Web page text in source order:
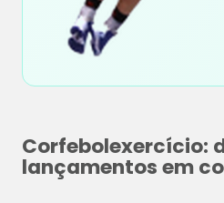
Corfebolexercício:
lançamentos em